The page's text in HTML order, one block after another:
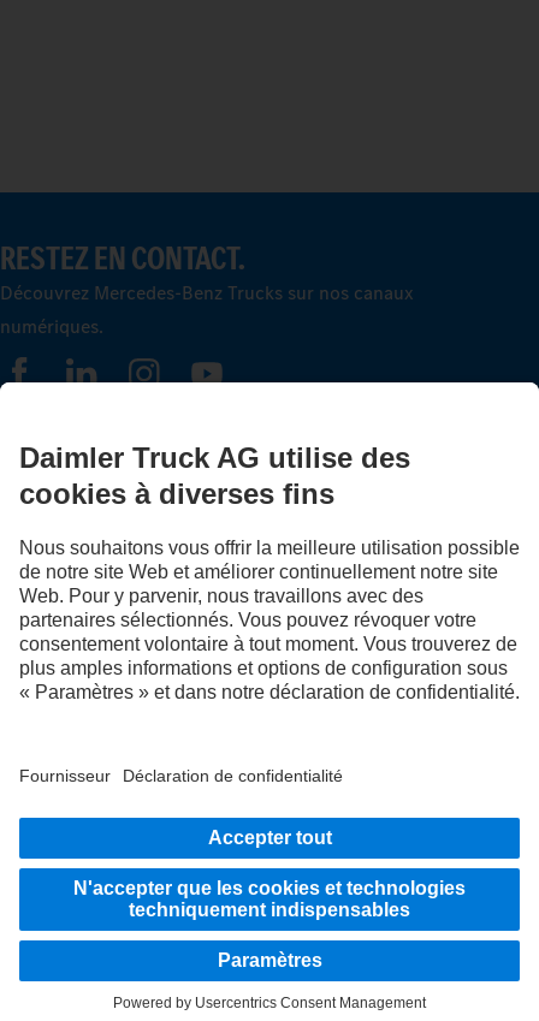
RESTEZ EN CONTACT.
Découvrez Mercedes-Benz Trucks sur nos canaux
numériques.
FOLLOW THE ROADSTARS.
Échangez maintenant vos expériences avec d’autres routiers
et routières.
Montez à bord
DE
FR IT
Fournisseur